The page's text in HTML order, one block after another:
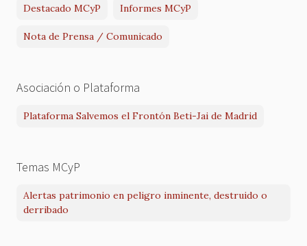
Destacado MCyP Informes MCyP
Nota de Prensa / Comunicado
Asociación o Plataforma
Plataforma Salvemos el Frontón Beti-Jai de Madrid
Temas MCyP
Alertas patrimonio en peligro inminente, destruido o
derribado